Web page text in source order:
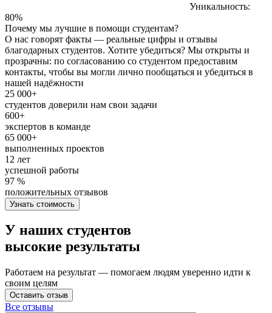
Уникальность:
80%
Почему мы лучшие в помощи студентам?
О нас говорят факты — реальные цифры и отзывы
благодарных студентов. Хотите убедиться? Мы открыты и
прозрачны: по согласованию со студентом предоставим
контакты, чтобы вы могли лично пообщаться и убедиться в
нашей надёжности
25 000+
студентов доверили нам свои задачи
600+
экспертов в команде
65 000+
выполненных проектов
12 лет
успешной работы
97 %
положительных отзывов
Узнать стоимость
У наших студентов
высокие результаты
Работаем на результат — помогаем людям уверенно идти к
своим целям
Оставить отзыв
Все отзывы